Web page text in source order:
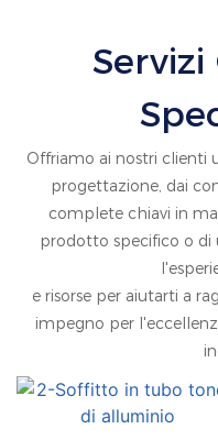
Servizi
Offriamo ai nostri clienti
progettazione, dai
complete chiavi in
prodotto specifico o
e risorse per aiutarti a
impegno per